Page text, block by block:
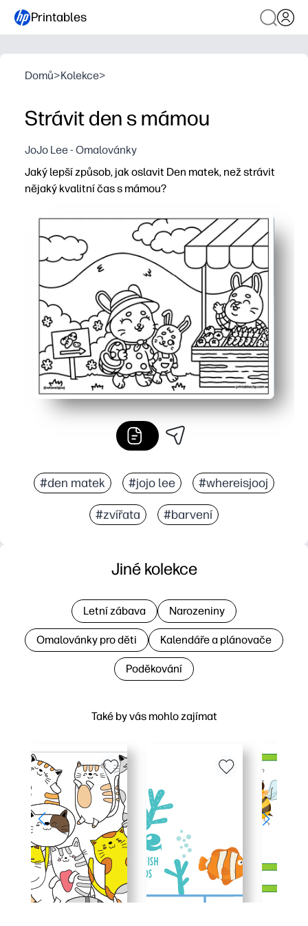
Printables
Domů>Kolekce>
Strávit den s mámou
JoJo Lee - Omalovánky
Jaký lepší způsob, jak oslavit Den matek, než strávit
nějaký kvalitní čas s mámou?
Obarvení tisk-and-go - můžete jej nastavit během
Zábava pro smíšené věkové kategorie - výrazné linie
Buduje spojení a dovednosti - chatujte při barvení,
Paměť připravena - datujte ji a uložte nebo zarámujte
#den matek #jojo lee #whereisjooj
#zvířata #barvení
Také by vás mohlo zajímat
Jiné kolekce
Letní zábava Narozeniny
Omalovánky pro děti Kalendáře a plánovače
Poděkování